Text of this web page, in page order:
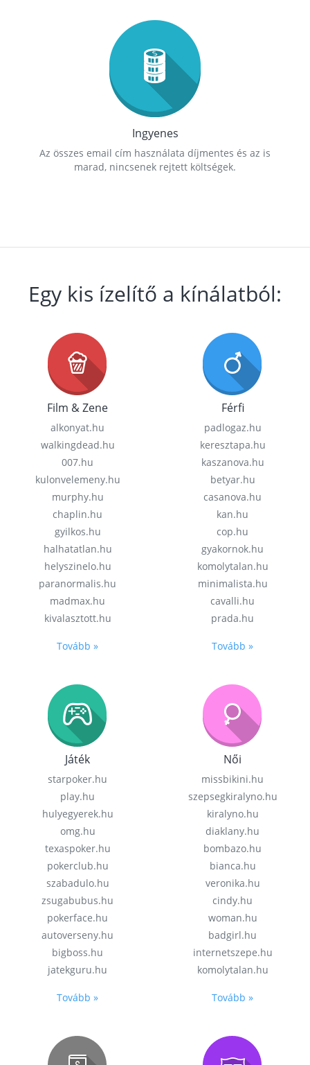
Ingyenes
Az összes email cím használata díjmentes és az is
marad, nincsenek rejtett költségek.
Egy kis ízelítő a kínálatból:
Film & Zene
alkonyat.hu
walkingdead.hu
007.hu
kulonvelemeny.hu
murphy.hu
chaplin.hu
gyilkos.hu
halhatatlan.hu
helyszinelo.hu
paranormalis.hu
madmax.hu
kivalasztott.hu
Tovább »
Férfi
padlogaz.hu
keresztapa.hu
kaszanova.hu
betyar.hu
casanova.hu
kan.hu
cop.hu
gyakornok.hu
komolytalan.hu
minimalista.hu
cavalli.hu
prada.hu
Tovább »
Játék
starpoker.hu
play.hu
hulyegyerek.hu
omg.hu
texaspoker.hu
pokerclub.hu
szabadulo.hu
zsugabubus.hu
pokerface.hu
autoverseny.hu
bigboss.hu
jatekguru.hu
Tovább »
Női
missbikini.hu
szepsegkiralyno.hu
kiralyno.hu
diaklany.hu
bombazo.hu
bianca.hu
veronika.hu
cindy.hu
woman.hu
badgirl.hu
internetszepe.hu
komolytalan.hu
Tovább »